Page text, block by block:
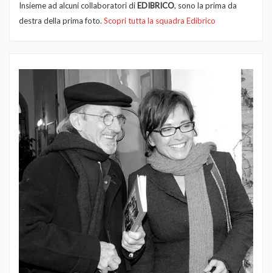
Insieme ad alcuni collaboratori di EDIBRICO, sono la prima da
destra della prima foto. Scopri tutta la squadra Edibrico